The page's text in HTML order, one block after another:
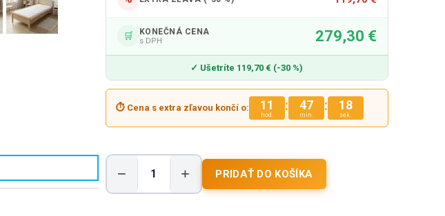
🛒 KONEČNÁ CENA
s DPH 279,30 €
✓ Ušetríte 119,70 € (-30 %)
⏱ Cena s extra zľavou končí o: 11
hod.
: 47
min.
: 14
sek.
− +